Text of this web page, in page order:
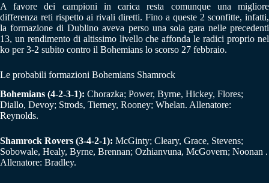
A favore dei campioni in carica resta comunque una migliore
differenza reti rispetto ai rivali diretti. Fino a queste 2 sconfitte, infatti,
la formazione di Dublino aveva perso una sola gara nelle precedenti
13, un rendimento di altissimo livello che affonda le radici proprio nel
ko per 3-2 subito contro il Bohemians lo scorso 27 febbraio.
Le probabili formazioni Bohemians Shamrock
Bohemians (4-2-3-1): Chorazka; Power, Byrne, Hickey, Flores;
Diallo, Devoy; Strods, Tierney, Rooney; Whelan. Allenatore:
Reynolds.
Shamrock Rovers (3-4-2-1): McGinty; Cleary, Grace, Stevens;
Sobowale, Healy, Byrne, Brennan; Ozhianvuna, McGovern; Noonan .
Allenatore: Bradley.